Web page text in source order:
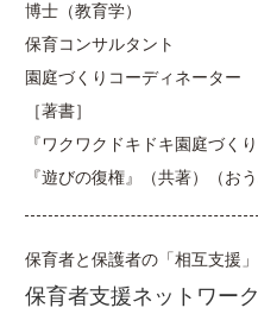
博士（教育学）
保育コンサルタント
園庭づくりコーディネーター
［著書］
『ワクワクドキドキ園庭づく
『遊びの復権』（共著）（お
保育者と保護者の「相互支援
保育者支援ネットワー